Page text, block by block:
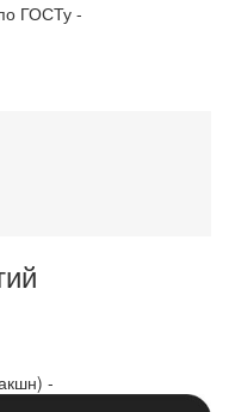
ГОСТу -
-